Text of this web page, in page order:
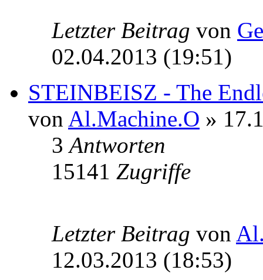
Letzter Beitrag von
02.04.2013 (19:51)
STEINBEISZ - The
von Al.Machine.O »
3Antworten
15141 Zugriffe
Letzter Beitrag von
12.03.2013 (18:53)